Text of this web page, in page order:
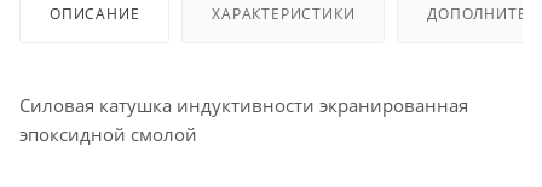
ОПИСАНИЕ ХАРАКТЕРИСТИКИ
Силовая катушка индуктивности экранированная
эпоксидной смолой